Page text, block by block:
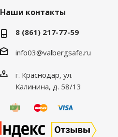
Наши контакты
8 (861) 217-77-59
info03@valbergsafe.ru
г. Краснодар, ул.
Калинина, д. 58/13